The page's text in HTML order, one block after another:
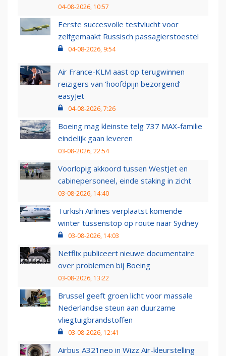
04-08-2026, 10:57
Eerste succesvolle testvlucht voor
zelfgemaakt Russisch passagierstoestel
04-08-2026, 9:54
Air France-KLM aast op terugwinnen
reizigers van ‘hoofdpijn bezorgend’
easyJet
04-08-2026, 7:26
Boeing mag kleinste telg 737 MAX-familie
eindelijk gaan leveren
03-08-2026, 22:54
Voorlopig akkoord tussen WestJet en
cabinepersoneel, einde staking in zicht
03-08-2026, 14:40
Turkish Airlines verplaatst komende
winter tussenstop op route naar Sydney
03-08-2026, 14:03
Netflix publiceert nieuwe documentaire
over problemen bij Boeing
03-08-2026, 13:22
Brussel geeft groen licht voor massale
Nederlandse steun aan duurzame
vliegtuigbrandstoffen
03-08-2026, 12:41
Airbus A321neo in Wizz Air-kleurstelling